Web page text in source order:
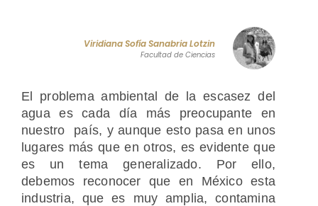
Viridiana Sofía Sanabria Lotzin
Facultad de Ciencias
El problema ambiental de la escasez del
agua es cada día más preocupante en
nuestro país, y aunque esto pasa en unos
lugares más que en otros, es evidente que
es un tema generalizado. Por ello,
debemos reconocer que en México esta
industria, que es muy amplia, contamina